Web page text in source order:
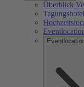
Überblick